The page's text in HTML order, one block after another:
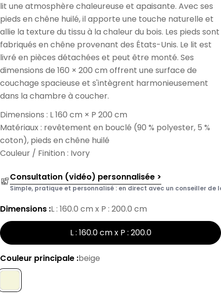
lit une atmosphère chaleureuse et apaisante. Avec ses
pieds en chêne huilé, il apporte une touche naturelle et
allie la texture du tissu à la chaleur du bois. Les pieds sont
fabriqués en chêne provenant des États-Unis. Le lit est
livré en pièces détachées et peut être monté. Ses
dimensions de 160 × 200 cm offrent une surface de
couchage spacieuse et s'intègrent harmonieusement
dans la chambre à coucher.
Dimensions : L 160 cm × P 200 cm
Matériaux : revêtement en bouclé (90 % polyester, 5 %
coton), pieds en chêne huilé
Couleur / Finition : Ivory
Consultation (vidéo) personnalisée >
Simple, pratique et personnalisé : en direct avec un conseiller de
Dimensions :L : 160.0 cm x P : 200.0 cm
L : 160.0 cm x P : 200.0
Couleur principale :beige